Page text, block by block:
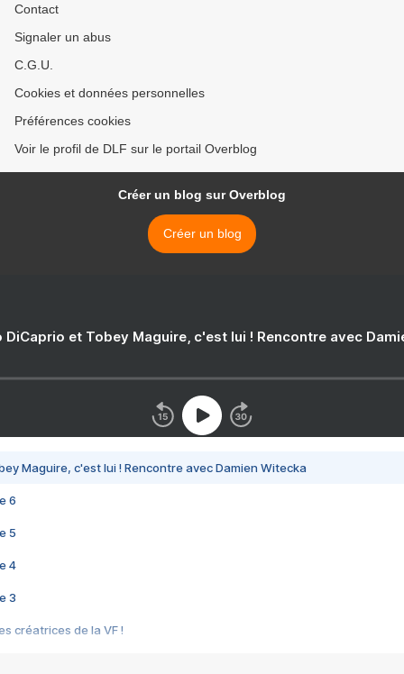
Contact
Signaler un abus
C.G.U.
Cookies et données personnelles
Préférences cookies
Voir le profil de DLF sur le portail Overblog
Créer un blog sur Overblog
Créer un blog
DiCaprio et Tobey Maguire, c'est lui ! Rencontre avec
Maguire, c'est lui ! Rencontre avec Damien Witecka
6
5
4
3
créatrices de la VF !